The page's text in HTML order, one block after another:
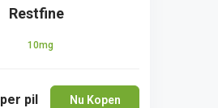
Restfine
10mg
per pil Nu Kopen